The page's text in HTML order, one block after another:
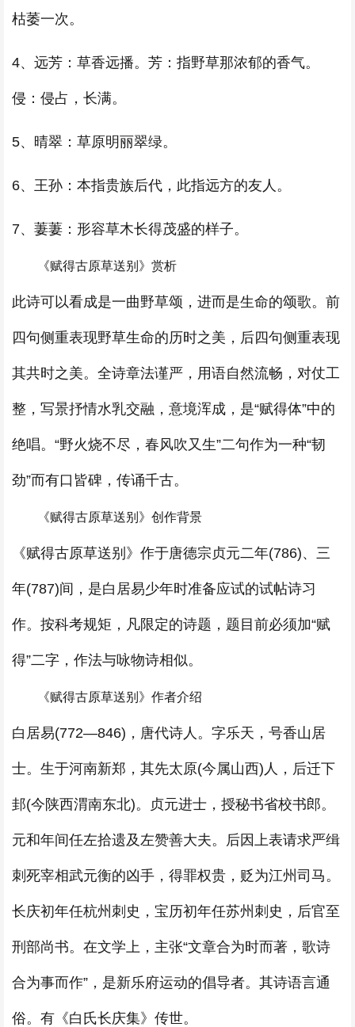
枯萎一次。
4、远芳：草香远播。芳：指野草那浓郁的香气。
侵：侵占，长满。
5、晴翠：草原明丽翠绿。
6、王孙：本指贵族后代，此指远方的友人。
7、萋萋：形容草木长得茂盛的样子。
《赋得古原草送别》赏析
此诗可以看成是一曲野草颂，进而是生命的颂歌。前
四句侧重表现野草生命的历时之美，后四句侧重表现
其共时之美。全诗章法谨严，用语自然流畅，对仗工
整，写景抒情水乳交融，意境浑成，是“赋得体”中的
绝唱。“野火烧不尽，春风吹又生”二句作为一种“韧
劲”而有口皆碑，传诵千古。
《赋得古原草送别》创作背景
《赋得古原草送别》作于唐德宗贞元二年(786)、三
年(787)间，是白居易少年时准备应试的试帖诗习
作。按科考规矩，凡限定的诗题，题目前必须加“赋
得”二字，作法与咏物诗相似。
《赋得古原草送别》作者介绍
白居易(772—846)，唐代诗人。字乐天，号香山居
士。生于河南新郑，其先太原(今属山西)人，后迁下
邽(今陕西渭南东北)。贞元进士，授秘书省校书郎。
元和年间任左拾遗及左赞善大夫。后因上表请求严缉
刺死宰相武元衡的凶手，得罪权贵，贬为江州司马。
长庆初年任杭州刺史，宝历初年任苏州刺史，后官至
刑部尚书。在文学上，主张“文章合为时而著，歌诗
合为事而作”，是新乐府运动的倡导者。其诗语言通
俗。有《白氏长庆集》传世。